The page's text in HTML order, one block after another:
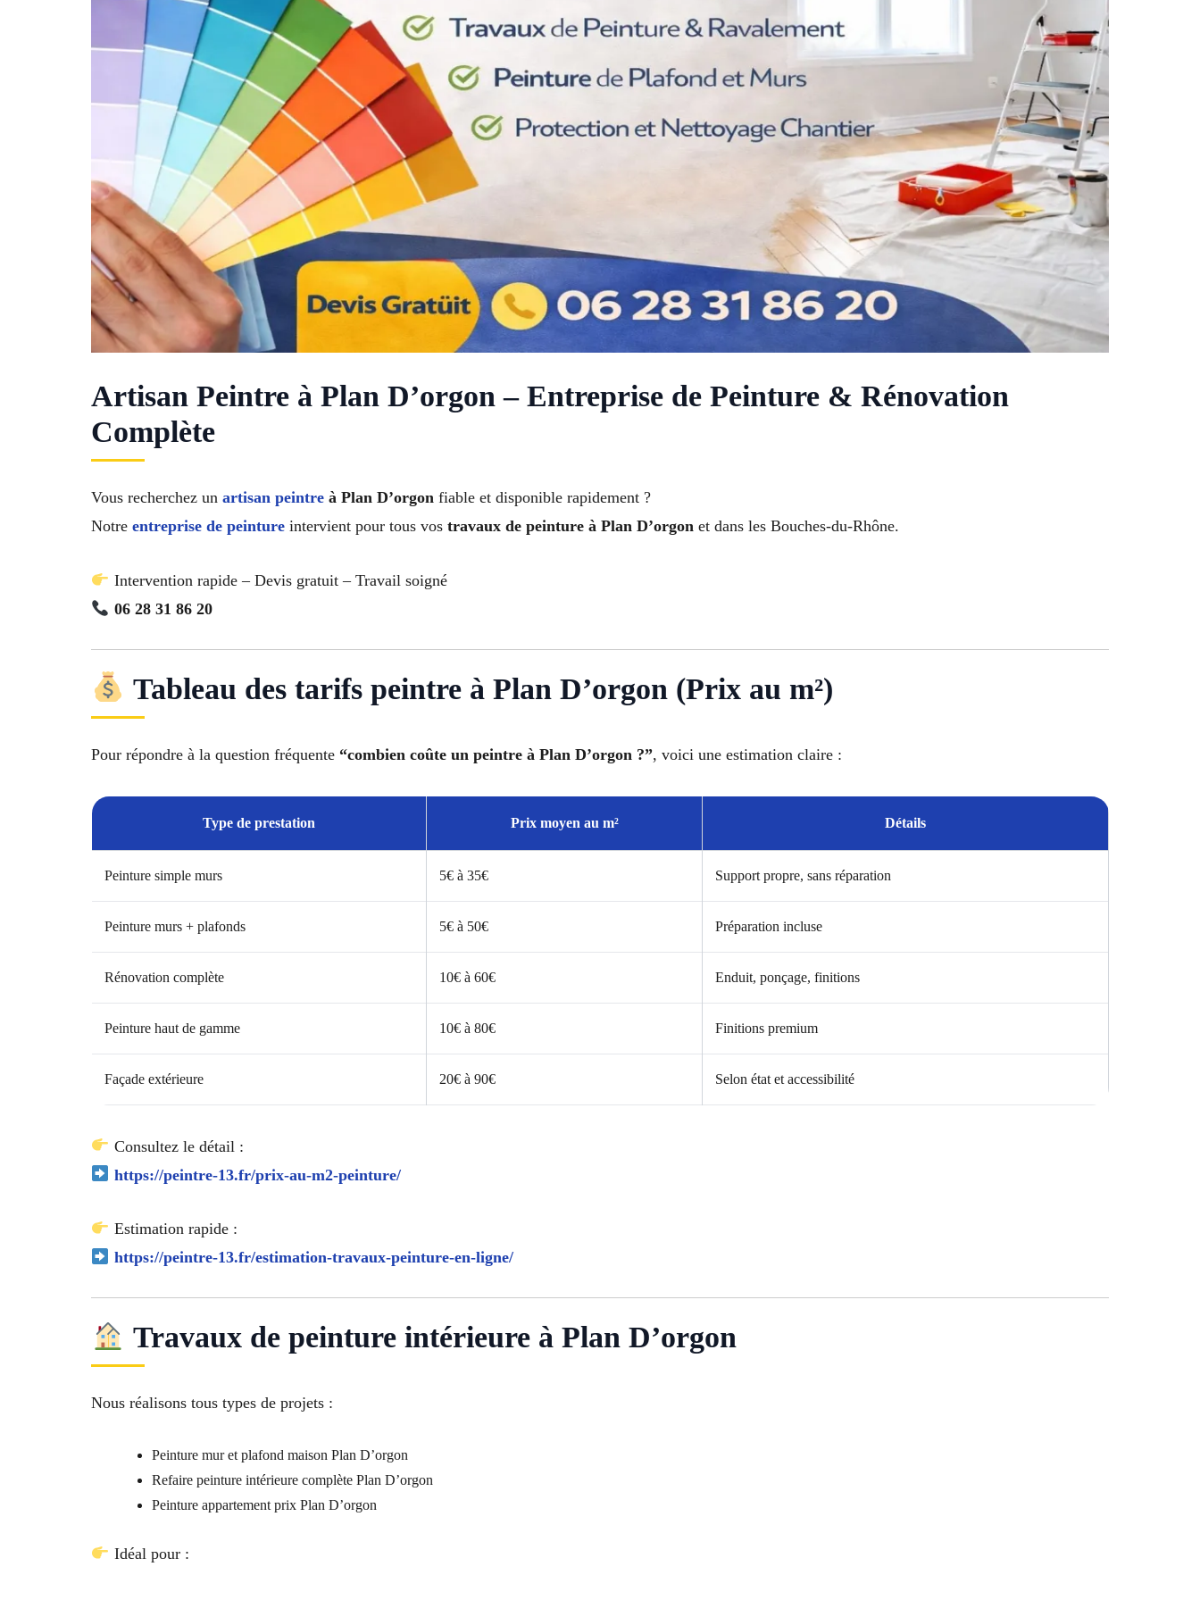
Artisan Peintre à Plan D’orgon – Entreprise de Peinture & Rénovation
Complète
Vous recherchez un artisan peintre à Plan D’orgon fiable et disponible rapidement ?
Notre entreprise de peinture intervient pour tous vos travaux de peinture à Plan D’orgon et dans les Bouches-du-Rhône.
Intervention rapide – Devis gratuit – Travail soigné
06 28 31 86 20
Tableau des tarifs peintre à Plan D’orgon (Prix au m²)
Pour répondre à la question fréquente “combien coûte un peintre à Plan D’orgon ?”, voici une estimation claire :
Type de prestation Prix moyen au m² Détails
Peinture simple murs 5€ à 35€ Support propre, sans réparation
Peinture murs + plafonds 5€ à 50€ Préparation incluse
Rénovation complète 10€ à 60€ Enduit, ponçage, finitions
Peinture haut de gamme 10€ à 80€ Finitions premium
Façade extérieure 20€ à 90€ Selon état et accessibilité
Consultez le détail :
https://peintre-13.fr/prix-au-m2-peinture/
Estimation rapide :
https://peintre-13.fr/estimation-travaux-peinture-en-ligne/
Travaux de peinture intérieure à Plan D’orgon
Nous réalisons tous types de projets :
Peinture mur et plafond maison Plan D’orgon
Refaire peinture intérieure complète Plan D’orgon
Peinture appartement prix Plan D’orgon
Idéal pour :